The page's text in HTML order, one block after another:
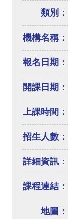
類別：
機構名稱：
報名日期：
開課日期：
上課時間：
招生人數：
詳細資訊：
課程連結：
地圖：